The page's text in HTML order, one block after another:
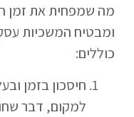
מה שמפחית את זמן
ומבטיח המשכיות
כוללים:
חיסכון בזמן
למקום, דבר